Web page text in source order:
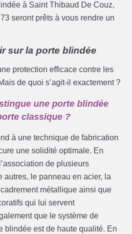
à Saint Thibaud De Couz,
seront prêts à vous rendre un
sur la porte blindée
protection efficace contre les
de quoi s’agit-il exactement ?
une porte blindée
classique ?
à une technique de fabrication
une solidité optimale. En
de plusieurs
autres, le panneau en acier, la
métallique ainsi que
qui lui servent
que le système de
blindée est de haute qualité. En